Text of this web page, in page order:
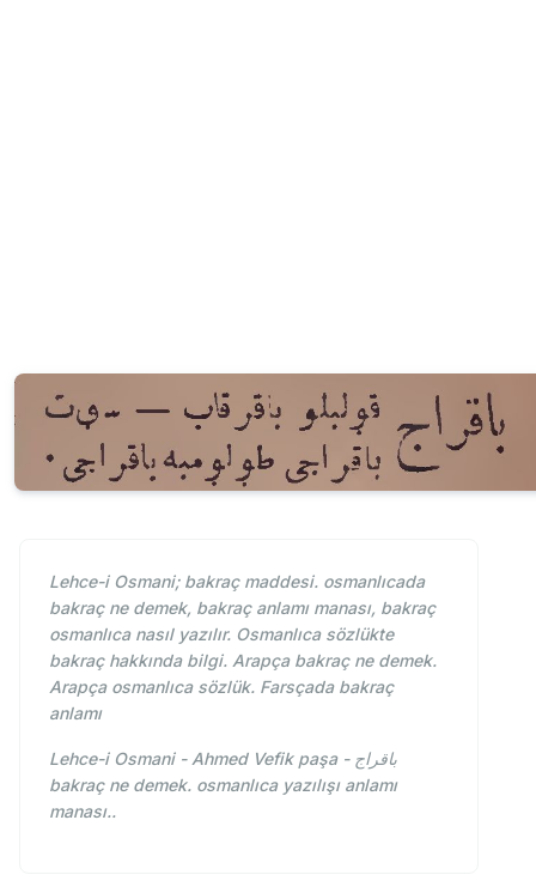
Lehce-i Osmani; bakraç maddesi. osmanlıcada
bakraç ne demek, bakraç anlamı manası, bakraç
osmanlıca nasıl yazılır. Osmanlıca sözlükte
bakraç hakkında bilgi. Arapça bakraç ne demek.
Arapça osmanlıca sözlük. Farsçada bakraç
anlamı
Lehce-i Osmani - Ahmed Vefik paşa - باقراج
bakraç ne demek. osmanlıca yazılışı anlamı
manası..